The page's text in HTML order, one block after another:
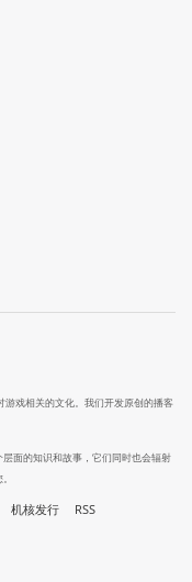
戏相关的文化。我们开发原创的播客
面的知识和故事，它们同时也会辐射
机核发行 RSS